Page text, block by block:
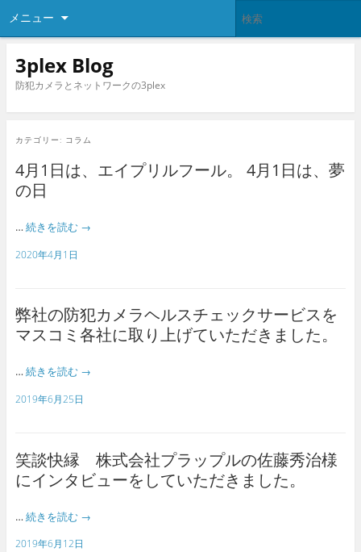
メニュー
3plex Blog
防犯カメラとネットワークの3plex
カテゴリー: コラム
4月1日は、エイプリルフール。 4月1日は、夢
の日
… 続きを読む →
2020年4月1日
弊社の防犯カメラヘルスチェックサービスを
マスコミ各社に取り上げていただきました。
… 続きを読む →
2019年6月25日
笑談快縁 株式会社プラップルの佐藤秀治様
にインタビューをしていただきました。
… 続きを読む →
2019年6月12日